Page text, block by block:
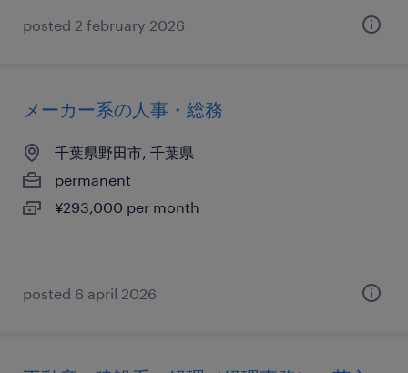
posted 2 february 2026
メーカー系の人事・総務
千葉県野田市, 千葉県
permanent
¥293,000 per month
posted 6 april 2026